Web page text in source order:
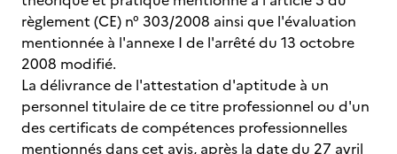
règlement (CE) n° 303/2008 ainsi que l'évaluation
mentionnée à l'annexe I de l'arrêté du 13 octobre
2008 modifié.
La délivrance de l'attestation d'aptitude à un
personnel titulaire de ce titre professionnel ou d'un
des certificats de compétences professionnelles
mentionnés dans cet avis, après la date du 27 avril